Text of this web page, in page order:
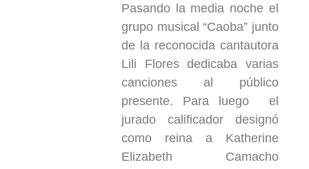
Pasando la media noche el
grupo musical “Caoba” junto
de la reconocida cantautora
Lili Flores dedicaba varias
canciones al público
presente. Para luego el
jurado calificador designó
como reina a Katherine
Elizabeth Camacho